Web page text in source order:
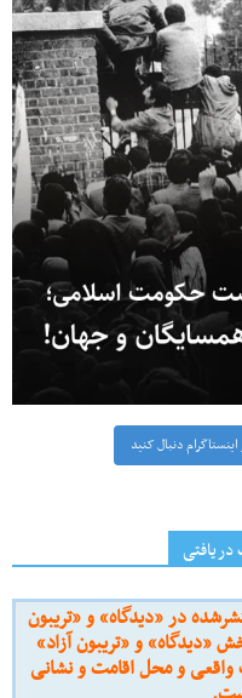
اینستاگرام دنبال کنید
در «دیدگاه» و «تریبون
«دیدگاه» و «تریبون آزاد»
و محل اقامت و نشانی